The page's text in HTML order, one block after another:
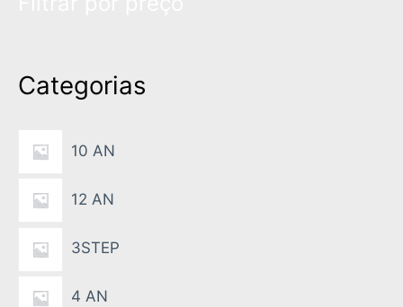
s
Categorias
10 AN
12 AN
3STEP
4 AN